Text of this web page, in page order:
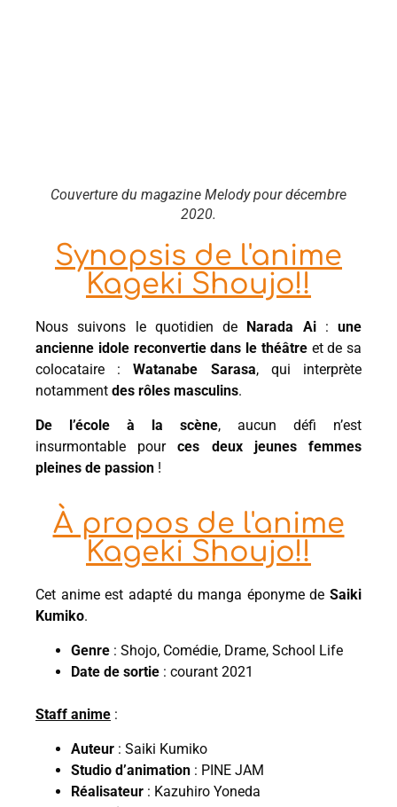
Couverture du magazine Melody pour décembre
2020.
Synopsis de l'anime
Kageki Shoujo!!
Nous suivons le quotidien de Narada Ai : une
ancienne idole reconvertie dans le théâtreet de sa
colocataire :Watanabe Sarasa, qui interprète
notamment des rôles masculins.
De l’école à la scène, aucun défi n’est
insurmontable pources deux jeunes femmes
pleines de passion !
À propos de l'anime
Kageki Shoujo!!
Cet anime est adapté du manga éponyme de Saiki
Kumiko.
Genre : Shojo, Comédie, Drame, School Life
Date de sortie : courant 2021
Staff anime :
Auteur : Saiki Kumiko
Studio d’animation : PINE JAM
Réalisateur : Kazuhiro Yoneda